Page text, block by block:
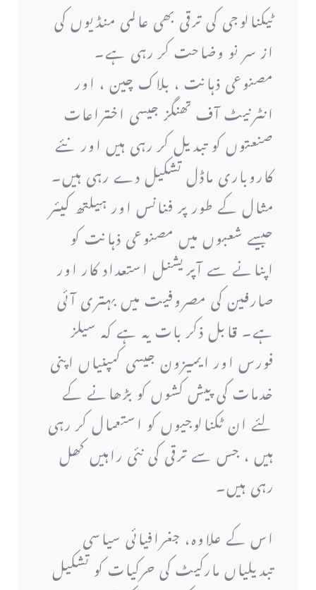
ٹیکنالوجی کی ترقی بھی عالمی منڈیوں کی
از سر نو وضاحت کر رہی ہے۔
مصنوعی ذہانت ، بلاک چین ، اور
انٹرنیٹ آف تھنگز جیسی اختراعات
صنعتوں کو تبدیل کر رہی ہیں اور نئے
کاروباری ماڈل تشکیل دے رہی ہیں۔
مثال کے طور پر فنانس اور ہیلتھ کیئر
جیسے شعبوں میں مصنوعی ذہانت کو
اپنانے سے آپریشنل استعداد کار اور
صارفین کی مصروفیت میں بہتری آئی
ہے۔ قابل ذکر بات یہ ہے کہ سیلز
فورس اور ایمیزون جیسی کمپنیاں اپنی
خدمات کی پیش کشوں کو بڑھانے کے
لئے ان ٹکنالوجیوں کو استعمال کر رہی
ہیں ، جس سے ترقی کی نئی راہیں کھل
رہی ہیں۔
اس کے علاوہ، جغرافیائی سیاسی
تبدیلیاں مارکیٹ کی حرکیات کو تشکیل